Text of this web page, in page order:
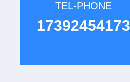
TEL-PHONE
17392454173